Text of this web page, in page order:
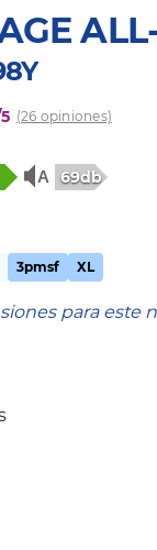
(26 opiniones)
69db
3pmsf XL
para este